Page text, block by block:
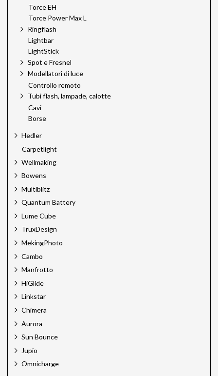
Torce EH
Torce Power Max L
Ringflash
Lightbar
LightStick
Spot e Fresnel
Modellatori di luce
Controllo remoto
Tubi flash, lampade, calotte
Cavi
Borse
Hedler
Carpetlight
Wellmaking
Bowens
Multiblitz
Quantum Battery
Lume Cube
TruxDesign
MekingPhoto
Cambo
Manfrotto
HiGlide
Linkstar
Chimera
Aurora
Sun Bounce
Jupio
Omnicharge